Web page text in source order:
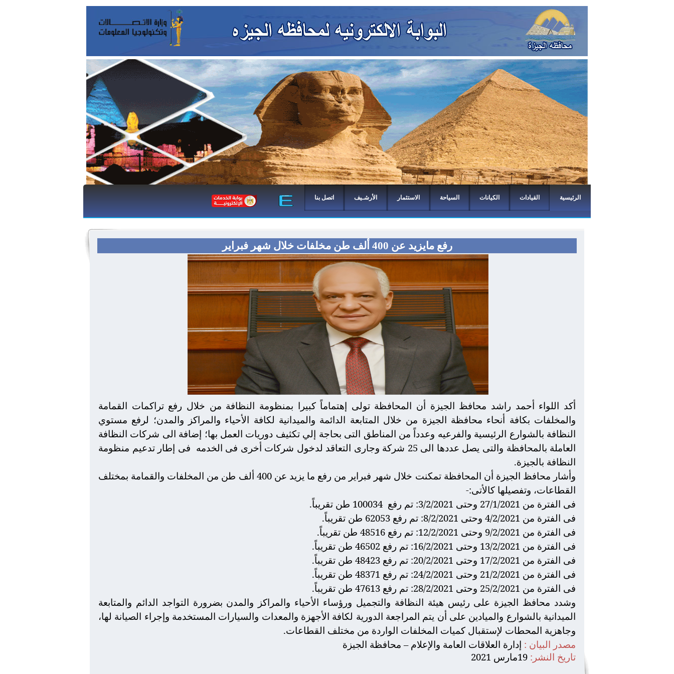
الرئيسية القيادات الكيانات السياحة الاستثمار الأرشـيف اتصل بنا
رفع مايزيد عن 400 ألف طن مخلفات خلال شهر فبراير
أكد اللواء أحمد راشد محافظ الجيزة أن المحافظة تولى إهتماماً كبيرا بمنظومة النظافة من خلال رفع تراكمات القمامة
والمخلفات بكافة أنحاء محافظة الجيزة من خلال المتابعة الدائمة والميدانية لكافة الأحياء والمراكز والمدن؛ لرفع مستوي
النظافة بالشوارع الرئيسية والفرعيه وعدداً من المناطق التى بحاجة إلي تكثيف دوريات العمل بها؛ إضافة الى شركات النظافة
العاملة بالمحافظة والتى يصل عددها الى 25 شركة وجارى التعاقد لدخول شركات أخرى فى الخدمه
فى إطار تدعيم منظومة
النظافة بالجيزة.
وأشار محافظ الجيزة أن المحافظة تمكنت خلال شهر فبراير من رفع ما يزيد عن 400 ألف طن من المخلفات والقمامة بمختلف
القطاعات، وتفصيلها كالأتى:-
فى الفترة من 27/1/2021 وحتى 3/2/2021: تم رفع
100034 طن تقريباً.
فى الفترة من 4/2/2021 وحتى 8/2/2021: تم رفع 62053 طن تقريباً.
فى الفترة من 9/2/2021 وحتى 12/2/2021: تم رفع 48516 طن تقريباً.
فى الفترة من 13/2/2021 وحتى 16/2/2021: تم رفع 46502 طن تقريباً.
فى الفترة من 17/2/2021 وحتى 20/2/2021: تم رفع 48423 طن تقريباً.
فى الفترة من 21/2/2021 وحتى 24/2/2021: تم رفع 48371 طن تقريباً.
فى الفترة من 25/2/2021 وحتى 28/2/2021: تم رفع 47613 طن تقريباً.
وشدد محافظ الجيزة على رئيس هيئة النظافة والتجميل ورؤساء الأحياء والمراكز والمدن بضرورة التواجد الدائم والمتابعة
الميدانية بالشوارع والميادين على أن يتم المراجعة الدورية لكافة الأجهزة والمعدات والسيارات المستخدمة وإجراء الصيانة لها،
وجاهزية المحطات لإستقبال كميات المخلفات الواردة من مختلف القطاعات.
مصدر البيان : إدارة العلاقات العامة والإعلام – محافظة الجيزة
تاريخ النشر: